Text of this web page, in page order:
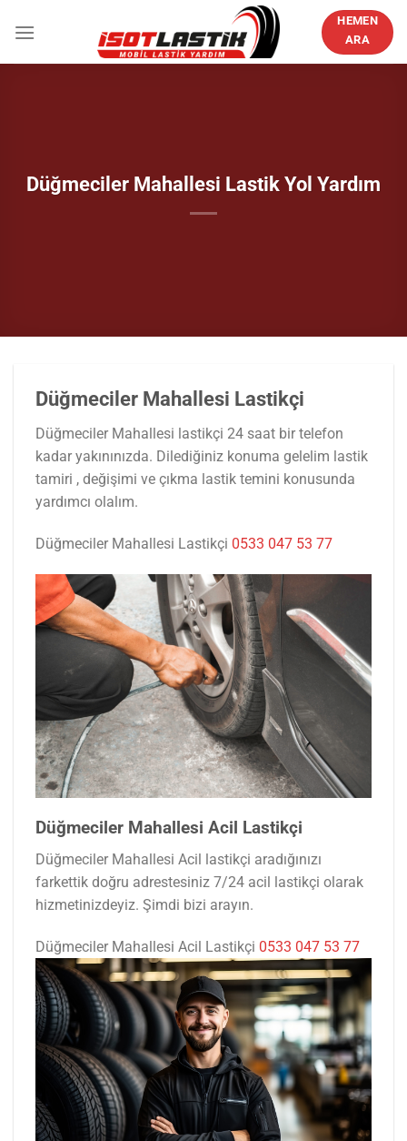
atla
HEMEN
ARA
Düğmeciler Mahallesi Lastik Yol Yardım
Düğmeciler Mahallesi Lastikçi
Düğmeciler Mahallesi lastikçi 24 saat bir telefon
kadar yakınınızda. Dilediğiniz konuma gelelim lastik
tamiri , değişimi ve çıkma lastik temini konusunda
yardımcı olalım.
Düğmeciler Mahallesi Lastikçi 0533 047 53 77
Düğmeciler Mahallesi Acil Lastikçi
Düğmeciler Mahallesi Acil lastikçi aradığınızı
farkettik doğru adrestesiniz 7/24 acil lastikçi olarak
hizmetinizdeyiz. Şimdi bizi arayın.
Düğmeciler Mahallesi Acil Lastikçi 0533 047 53 77